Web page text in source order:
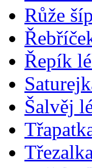
Růže
Řepík
Šalvěj